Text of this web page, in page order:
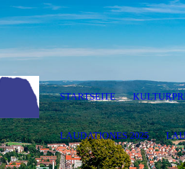
STARTSEITE
LAUDATIONES 2025